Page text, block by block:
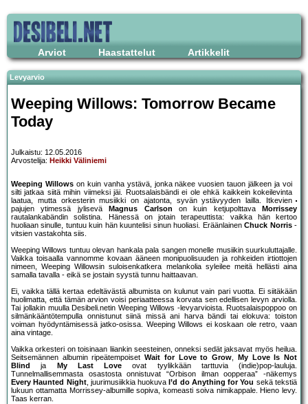
Arviot Haastattelut Artikkelit
Levyarvio
Weeping Willows: Tomorrow Became
Today
Julkaistu: 12.05.2016
Arvostelija: Heikki Väliniemi
Weeping Willowson kuin vanha ystävä, jonka näkee vuosien tauon jälkeen ja voi
silti jatkaa siitä mihin viimeksi jäi. Ruotsalaisbändi ei ole ehkä kaikkein kokeilevinta
laatua, mutta orkesterin musiikki on ajatonta, syvän ystävyyden lailla. Itkevien
pajujen ytimessä jylisevä
Magnus Carlson on kuin ketjupolttava
Morrissey
rautalankabändin solistina. Hänessä on jotain terapeuttista: vaikka hän kertoo
huoliaan sinulle, tuntuu kuin hän kuuntelisi sinun huoliasi. EräänlainenChuck Norris-
vitsien vastakohta siis.
Weeping Willows tuntuu olevan hankala pala sangen monelle musiikin suurkuluttajalle.
Vaikka toisaalla vannomme kovaan ääneen monipuolisuuden ja rohkeiden irtiottojen
nimeen, Weeping Willowsin suloisenkatkera melankolia syleilee meitä hellästi aina
samalla tavalla - eikä se jostain syystä tunnu haittaavan.
Ei, vaikka tällä kertaa edeltävästä albumista on kulunut vain pari vuotta. Ei siitäkään
huolimatta, että tämän arvion voisi periaatteessa korvata sen edellisen levyn arviolla.
Tai jollakin muulla Desibeli.netin Weeping Willows -levyarvioista. Ruotsalaispoppoo on
silmänkääntötempulla onnistunut siinä missä ani harva bändi tai elokuva: toiston
voiman hyödyntämisessä jatko-osissa. Weeping Willows ei koskaan ole retro, vaan
aina vintage.
Vaikka orkesteri on toisinaan liiankin seesteinen, onneksi sedät jaksavat myös heilua.
Seitsemännen albumin ripeätempoisetWait for Love to Grow,
My Love Is Not
Blind
ja My Last Love ovat tyylikkään tarttuvia (indie)pop-lauluja.
Tunnelmallisemmasta osastosta onnistuvat “Orbison ilman oopperaa” -näkemys
Every Haunted Night, juurimusiikkia huokuva I’d do Anything for You sekä tekstiä
lukuun ottamatta Morrissey-albumille sopiva, komeasti soiva nimikappale. Hieno levy.
Taas kerran.